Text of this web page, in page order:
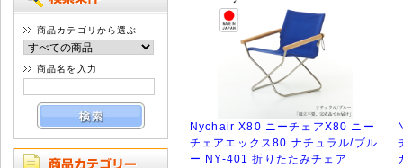
商品カテゴリから選ぶ
商品名を入力
Nychair X80 ニーチェアX80 ニー
チェアエックス80 ナチュラル/ブル
ー NY-401 折りたたみチェア